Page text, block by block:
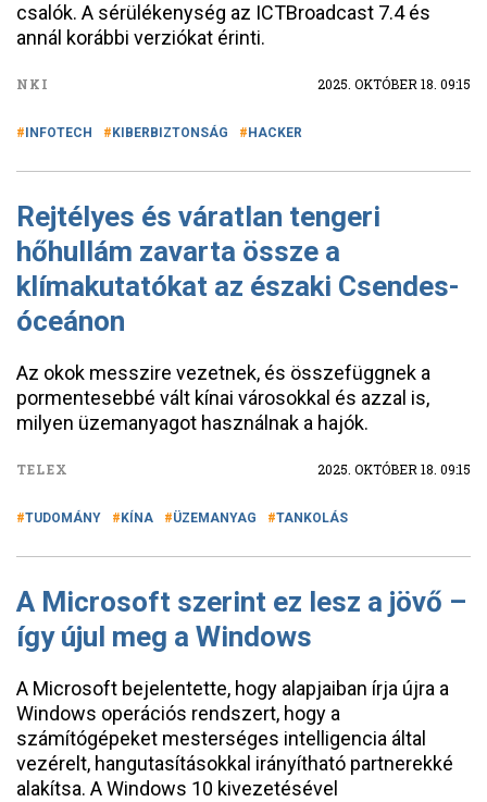
csalók. A sérülékenység az ICTBroadcast 7.4 és
annál korábbi verziókat érinti.
NKI 2025. OKTÓBER 18. 09:15
INFOTECH KIBERBIZTONSÁG HACKER
Rejtélyes és váratlan tengeri
hőhullám zavarta össze a
klímakutatókat az északi Csendes-
óceánon
Az okok messzire vezetnek, és összefüggnek a
pormentesebbé vált kínai városokkal és azzal is,
milyen üzemanyagot használnak a hajók.
TELEX 2025. OKTÓBER 18. 09:15
TUDOMÁNY KÍNA ÜZEMANYAG TANKOLÁS
A Microsoft szerint ez lesz a jövő –
így újul meg a Windows
A Microsoft bejelentette, hogy alapjaiban írja újra a
Windows operációs rendszert, hogy a
számítógépeket mesterséges intelligencia által
vezérelt, hangutasításokkal irányítható partnerekké
alakítsa. A Windows 10 kivezetésével